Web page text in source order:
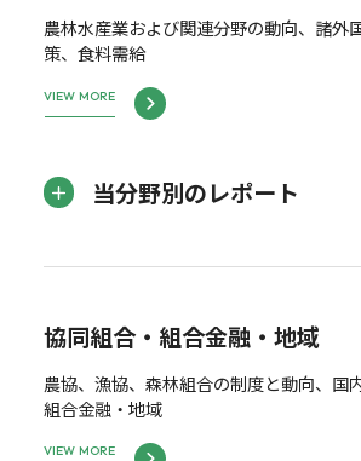
農林水産業および関連分野の動向、諸外
策、食料需給
VIEW MORE
当分野別のレポート
協同組合・組合金融・地域
農協、漁協、森林組合の制度と動向、国
組合金融・地域
VIEW MORE